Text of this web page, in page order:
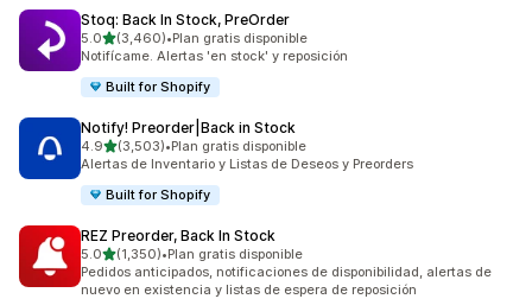
Stoq: Back In Stock, PreOrder
5.0de 5 estrellas
(3,460)
3460 reseñas en total
•Plan gratis disponible
Notifícame. Alertas 'en stock' y reposición
Built for Shopify
Notify! Preorder|Back in Stock
4.9de 5 estrellas
(3,503)
3503 reseñas en total
•Plan gratis disponible
Alertas de Inventario y Listas de Deseos y Preorders
Built for Shopify
REZ Preorder, Back In Stock
5.0de 5 estrellas
(1,350)
1350 reseñas en total
•Plan gratis disponible
Pedidos anticipados, notificaciones de disponibilidad, alertas de
nuevo en existencia y listas de espera de reposición